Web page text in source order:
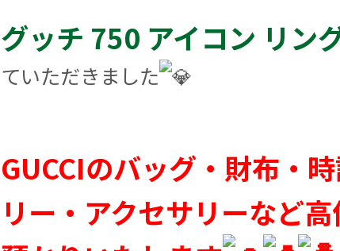
グッチ 750 アイコン リン
ていただきました
GUCCIのバッグ・財布・
リー・アクセサリーなど